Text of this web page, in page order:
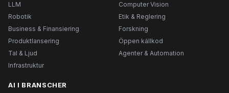
LLM
Computer Vision
Robotik
Etik & Reglering
Business & Finansiering
Forskning
Produktlansering
Öppen källkod
Tal & Ljud
Agenter & Automation
Infrastruktur
AI I BRANSCHER